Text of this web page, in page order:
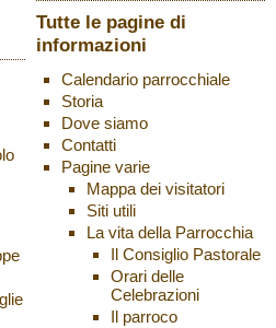
Tutte le pagine di
informazioni
Calendario parrocchiale
Storia
Dove siamo
Contatti
Pagine varie
Mappa dei visitatori
Siti utili
La vita della Parrocchia
Il Consiglio Pastorale
Orari delle
Celebrazioni
Il parroco